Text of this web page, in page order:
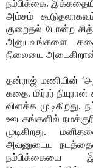
நம்பிக்கை.
அம்சம்
குறைதல் போன்ற
அனுபவங்களை
நிலையை
தன்ராஜ் மணியின்
கதை. மிர்ரர்
விளக்க
ஊடகங்களில்
முடிகிறது.
அவனுடைய
நம்பிக்கையை